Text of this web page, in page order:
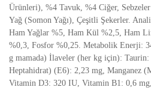
Ürünleri), %4 Tavuk, %4 Ciğer,
Yağ (Somon Yağı), Çeşitli Şekerler.
Ham Yağlar %5, Ham Kül %2,5, Ham
%0,3, Fosfor %0,25. Metabolik Enerji:
g mamada) İlaveler (her kg için):
Heptahidrat) (E6): 2,23 mg, Manganez
Vitamin D3: 320 IU, Vitamin B1: 0,6